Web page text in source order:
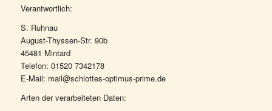
Verantwortlich:
S. Ruhnau
August-Thyssen-Str. 90b
45481 Mintard
Telefon: 01520 7342178
E-Mail: mail@schlottes-optimus-prime.de
Arten der verarbeiteten Daten: